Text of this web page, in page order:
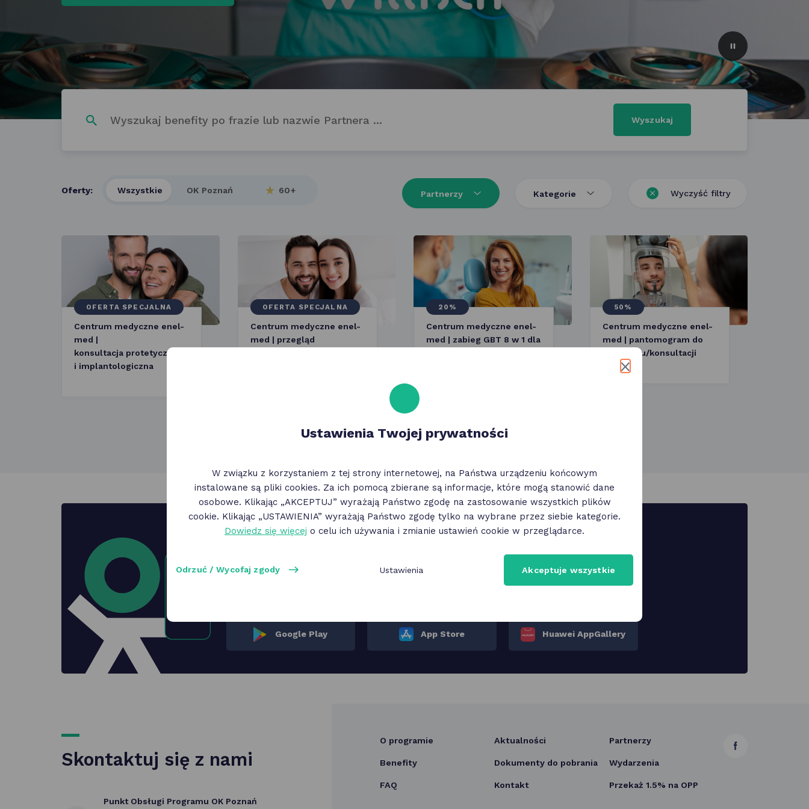
slajder
włączony
szukaną
frazę
Wyszukaj
Oferty: Wszystkie OK Poznań 60+ Partnerzy Kategorie Wyczyść filtry
OFERTA SPECJALNA
Centrum medyczne enel-
med |
konsultacja protetyczna
i implantologiczna
OFERTA SPECJALNA
Centrum medyczne enel-
med | przegląd
20%
Centrum medyczne enel-
med | zabieg GBT 8 w 1 dla
50%
Centrum medyczne enel-
med | pantomogram do
przeglądu/konsultacji
strona
1
Pobierz aplikację mobilną
Program OK Poznań możesz mieć w zasięgu ręki! Wystarczy pobrać aplikację na telefon! To
wygodne i proste, a z benefitów możesz korzystać w dowolnym momencie!
Google Play App Store Huawei AppGallery
Skontaktuj się z nami
Punkt Obsługi Programu OK Poznań
O programie Aktualności Partnerzy
Benefity Dokumenty do pobrania Wydarzenia
FAQ Kontakt Przekaż 1.5% na OPP
link
Ustawienia Twojej prywatności
W związku z korzystaniem z tej strony internetowej, na Państwa urządzeniu końcowym
instalowane są pliki cookies. Za ich pomocą zbierane są informacje, które mogą stanowić dane
osobowe. Klikając „AKCEPTUJ” wyrażają Państwo zgodę na zastosowanie wszystkich plików
cookie. Klikając „USTAWIENIA” wyrażają Państwo zgodę tylko na wybrane przez siebie kategorie.
Dowiedz się więcej o celu ich używania i zmianie ustawień cookie w przeglądarce.
Odrzuć / Wycofaj zgody Ustawienia Akceptuje wszystkie